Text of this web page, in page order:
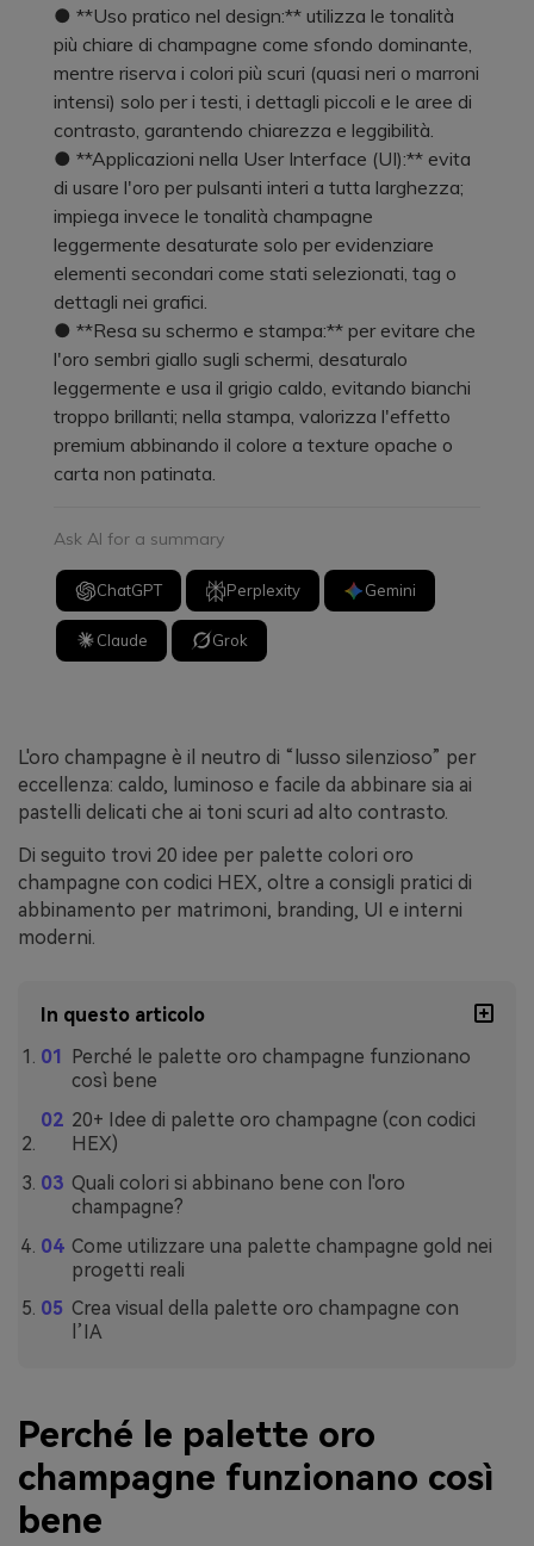
● **Uso pratico nel design:** utilizza le tonalità
più chiare di champagne come sfondo dominante,
mentre riserva i colori più scuri (quasi neri o marroni
intensi) solo per i testi, i dettagli piccoli e le aree di
contrasto, garantendo chiarezza e leggibilità.
● **Applicazioni nella User Interface (UI):** evita
di usare l'oro per pulsanti interi a tutta larghezza;
impiega invece le tonalità champagne
leggermente desaturate solo per evidenziare
elementi secondari come stati selezionati, tag o
dettagli nei grafici.
● **Resa su schermo e stampa:** per evitare che
l'oro sembri giallo sugli schermi, desaturalo
leggermente e usa il grigio caldo, evitando bianchi
troppo brillanti; nella stampa, valorizza l'effetto
premium abbinando il colore a texture opache o
carta non patinata.
Ask AI for a summary
ChatGPT Perplexity Gemini
Claude Grok
L'oro champagne è il neutro di “lusso silenzioso” per
eccellenza: caldo, luminoso e facile da abbinare sia ai
pastelli delicati che ai toni scuri ad alto contrasto.
Di seguito trovi 20 idee per palette colori oro
champagne con codici HEX, oltre a consigli pratici di
abbinamento per matrimoni, branding, UI e interni
moderni.
In questo articolo
Perché le palette oro champagne funzionano
così bene
20+ Idee di palette oro champagne (con codici
HEX)
Quali colori si abbinano bene con l'oro
champagne?
Come utilizzare una palette champagne gold nei
progetti reali
Crea visual della palette oro champagne con
l’IA
Perché le palette oro
champagne funzionano così
bene